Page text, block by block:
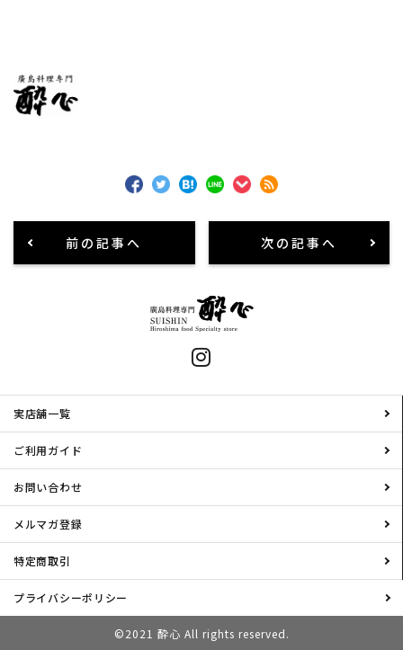
前の記事へ 次の記事へ
実店舗一覧
ご利用ガイド
お問い合わせ
メルマガ登録
特定商取引
プライバシーポリシー
©2021 酔心 All rights reserved.